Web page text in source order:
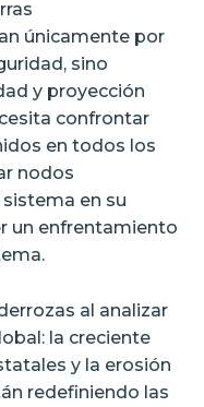
únicamente por
sino
y proyección
confrontar
en todos los
nodos
en su
un enfrentamiento
al analizar
la creciente
y la erosión
redefiniendo las